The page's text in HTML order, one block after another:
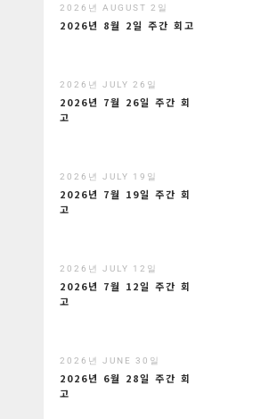
2026년 AUGUST 2일
2026년 8월 2일 주간 회고
2026년 JULY 26일
2026년 7월 26일 주간 회
고
2026년 JULY 19일
2026년 7월 19일 주간 회
고
2026년 JULY 12일
2026년 7월 12일 주간 회
고
2026년 JUNE 30일
2026년 6월 28일 주간 회
고